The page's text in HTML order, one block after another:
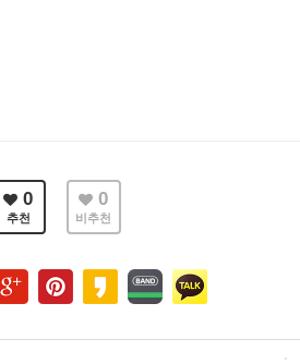
0
추천
0
비추천